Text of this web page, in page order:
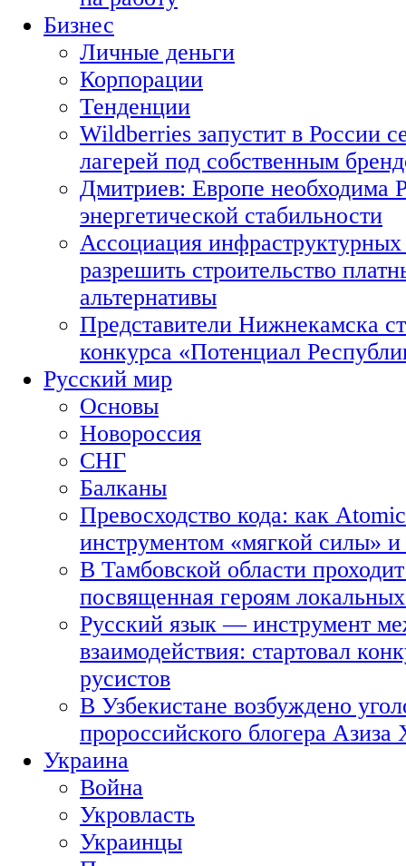
Бизнес
Личные деньги
Корпорации
Тенденции
Wildberries запустит в России
лагерей под собственным
Дмитриев: Европе необходима
энергетической стабильности
Ассоциация
разрешить строительство
альтернативы
Представители Нижнекамска
конкурса «Потенциал
Русский мир
Основы
Новороссия
СНГ
Балканы
Превосходство кода: как
инструментом «мягкой силы» и
В Тамбовской области
посвященная героям
Русский язык — инструмент
взаимодействия: стартовал
русистов
В Узбекистане возбуждено
пророссийского блогера Азиза
Украина
Война
Укровласть
Украинцы